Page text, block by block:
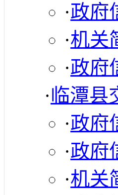
·政府
·机关
·政府
·临潭县
·政府
·政府
·机关